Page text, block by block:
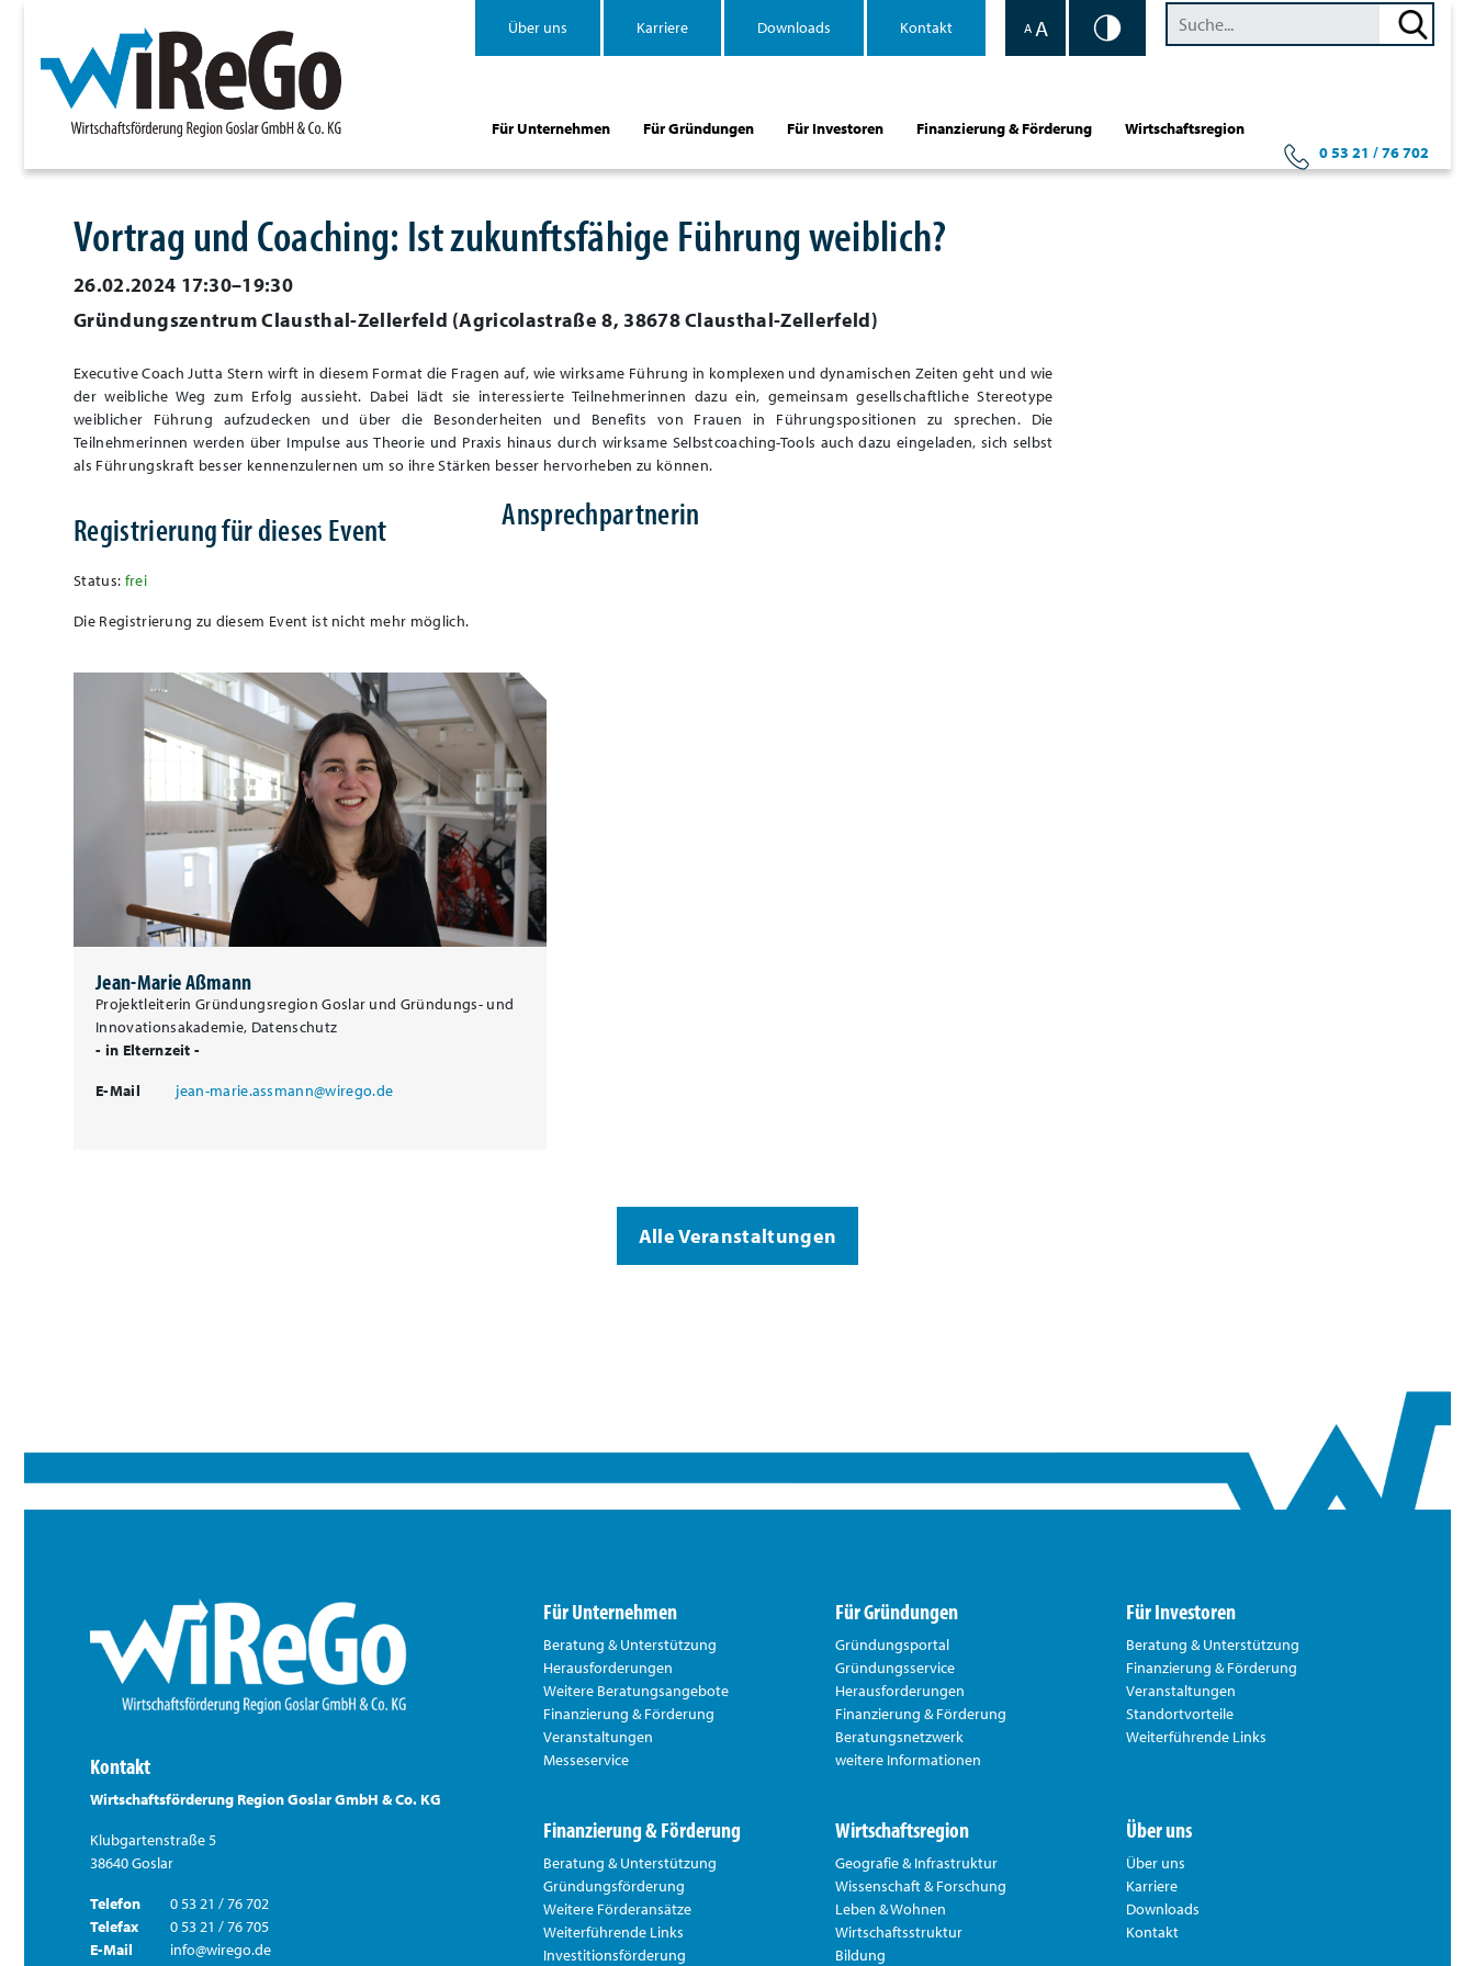
Über uns Karriere Downloads Kontakt A A
Für Unternehmen Für Gründungen Für Investoren Finanzierung & Förderung
Wirtschaftsregion
0 53 21 / 76 702
Vortrag und Coaching: Ist zukunftsfähige Führung weiblich?
26.02.2024 17:30–19:30
Gründungszentrum Clausthal-Zellerfeld (Agricolastraße 8, 38678 Clausthal-Zellerfeld)
Executive Coach Jutta Stern wirft in diesem Format die Fragen auf, wie wirksame Führung in komplexen und dynamischen Zeiten geht und wie
der weibliche Weg zum Erfolg aussieht. Dabei lädt sie interessierte Teilnehmerinnen dazu ein, gemeinsam gesellschaftliche Stereotype
weiblicher Führung aufzudecken und über die Besonderheiten und Benefits von Frauen in Führungspositionen zu sprechen. Die
Teilnehmerinnen werden über Impulse aus Theorie und Praxis hinaus durch wirksame Selbstcoaching-Tools auch dazu eingeladen, sich selbst
als Führungskraft besser kennenzulernen um so ihre Stärken besser hervorheben zu können.
Registrierung für dieses Event
Status: frei
Die Registrierung zu diesem Event ist nicht mehr möglich.
Ansprechpartnerin
Jean-Marie Aßmann
Projektleiterin Gründungsregion Goslar und Gründungs- und
Innovationsakademie, Datenschutz
- in Elternzeit -
E-Mail jean-marie.assmann@wirego.de
Alle Veranstaltungen
Kontakt
Wirtschaftsförderung Region Goslar GmbH & Co. KG
Klubgartenstraße 5
38640 Goslar
Telefon
0 53 21 / 76 702
Telefax
0 53 21 / 76 705
E-Mail
info@wirego.de
Für Unternehmen
Beratung & Unterstützung
Herausforderungen
Weitere Beratungsangebote
Finanzierung & Förderung
Veranstaltungen
Messeservice
Für Gründungen
Gründungsportal
Gründungsservice
Herausforderungen
Finanzierung & Förderung
Beratungsnetzwerk
weitere Informationen
Für Investoren
Beratung & Unterstützung
Finanzierung & Förderung
Veranstaltungen
Standortvorteile
Weiterführende Links
Finanzierung & Förderung
Beratung & Unterstützung
Gründungsförderung
Weitere Förderansätze
Weiterführende Links
Investitionsförderung
Wirtschaftsregion
Geografie & Infrastruktur
Wissenschaft & Forschung
Leben & Wohnen
Wirtschaftsstruktur
Bildung
Über uns
Über uns
Karriere
Downloads
Kontakt